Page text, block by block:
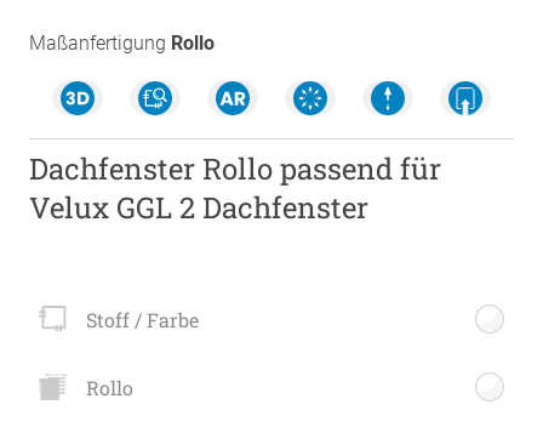
Maßanfertigung Rollo
Dachfenster Rollo passend für
Velux GGL 2 Dachfenster
Stoff / Farbe
Rollo